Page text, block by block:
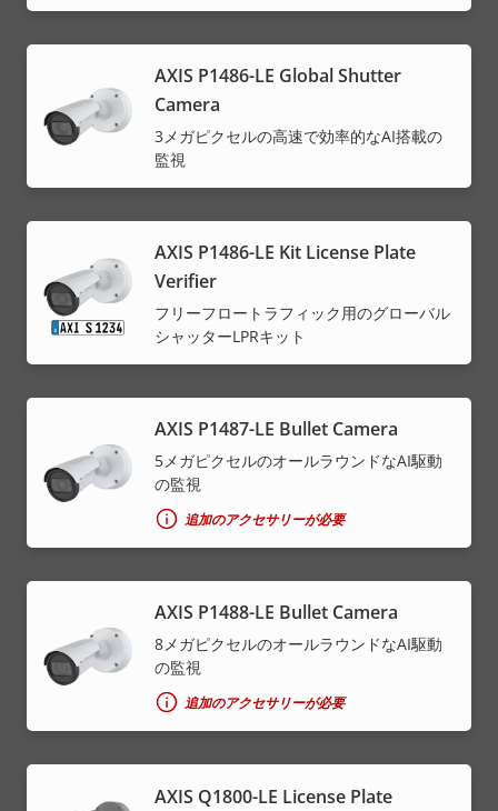
AXIS P1486-LE Global Shutter
Camera
3メガピクセルの高速で効率的なAI搭載の
監視
AXIS P1486-LE Kit License Plate
Verifier
フリーフロートラフィック用のグローバル
シャッターLPRキット
AXIS P1487-LE Bullet Camera
5メガピクセルのオールラウンドなAI駆動
の監視
追加のアクセサリーが必要
AXIS P1488-LE Bullet Camera
8メガピクセルのオールラウンドなAI駆動
の監視
追加のアクセサリーが必要
AXIS Q1800-LE License Plate